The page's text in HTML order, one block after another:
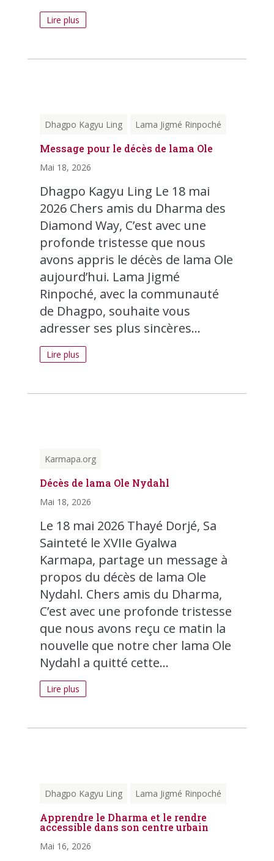
Lire plus
Dhagpo Kagyu Ling Lama Jigmé Rinpoché
Message pour le décès de lama Ole
Mai 18, 2026
Dhagpo Kagyu Ling Le 18 mai
2026 Chers amis du Dharma des
Diamond Way, C’est avec une
profonde tristesse que nous
avons appris le décès de lama Ole
aujourd’hui. Lama Jigmé
Rinpoché, avec la communauté
de Dhagpo, souhaite vous
adresser ses plus sincères...
Lire plus
Karmapa.org
Décès de lama Ole Nydahl
Mai 18, 2026
Le 18 mai 2026 Thayé Dorjé, Sa
Sainteté le XVIIe Gyalwa
Karmapa, partage un message à
propos du décès de lama Ole
Nydahl. Chers amis du Dharma,
C’est avec une profonde tristesse
que nous avons reçu ce matin la
nouvelle que notre cher lama Ole
Nydahl a quitté cette...
Lire plus
Dhagpo Kagyu Ling Lama Jigmé Rinpoché
Apprendre le Dharma et le rendre
accessible dans son centre urbain
Mai 16, 2026